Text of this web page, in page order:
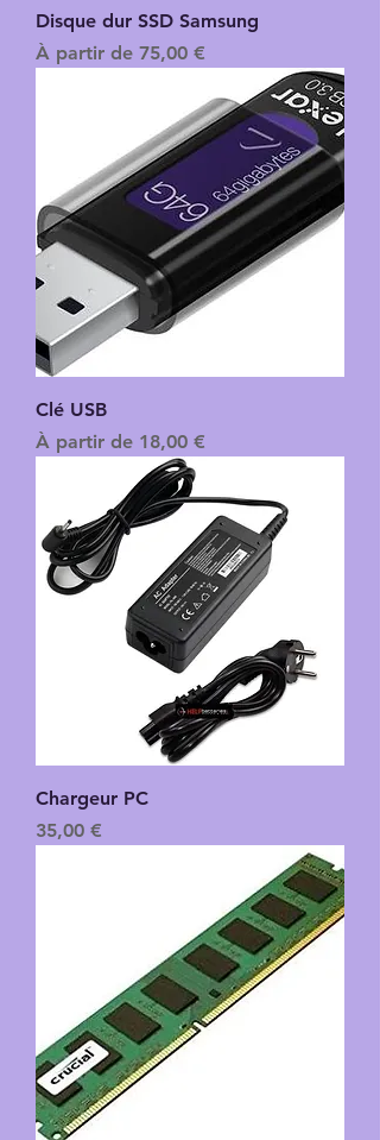
Disque dur SSD Samsung
À partir de 75,00 €
Prix promotionnel
Clé USB
À partir de 18,00 €
Prix promotionnel
Chargeur PC
Prix
35,00 €